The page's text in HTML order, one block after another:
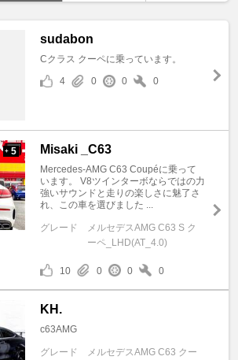
sudabon
Cクラス クーペに乗っています。
4
0 0 0
+ 5 Misaki _C63
Mercedes-AMG C63 Coupéに乗って
います。 V8ツインターボならではの力
強いサウンドと走りの楽しさに魅了さ
れ、この車を選びました ...
グレード
メルセデスAMG C63 S ク
ーペ_LHD(AT_4.0)
10 0 0 0
KH.
c63AMG
グレード
メルセデスAMG C63 クー